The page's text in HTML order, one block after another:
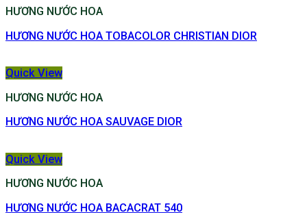
HƯƠNG NƯỚC HOA
HƯƠNG NƯỚC HOA TOBACOLOR CHRISTIAN DIOR
Quick View
HƯƠNG NƯỚC HOA
HƯƠNG NƯỚC HOA SAUVAGE DIOR
Quick View
HƯƠNG NƯỚC HOA
HƯƠNG NƯỚC HOA BACACRAT 540